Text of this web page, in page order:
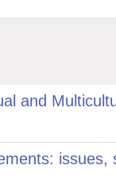
and
issues,